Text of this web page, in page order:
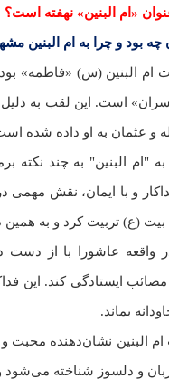
«ام البنین» نهفته است؟
بود و چرا به ام البنین
البنین (س) «فاطمه» بود.
است. این لقب به
و عثمان به او داده شده
"ام البنین" به چند نکته
و با ایمان، نقش
بیت (ع) تربیت کرد و به همین
واقعه عاشورا با از دست
مصائب ایستادگی کند. این
بماند.
البنین نشان‌دهنده محبت و
و دلسوز شناخته می‌شود